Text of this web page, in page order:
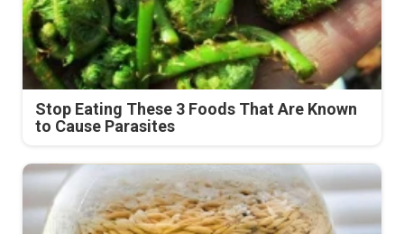
Stop Eating These 3 Foods That Are Known
to Cause Parasites